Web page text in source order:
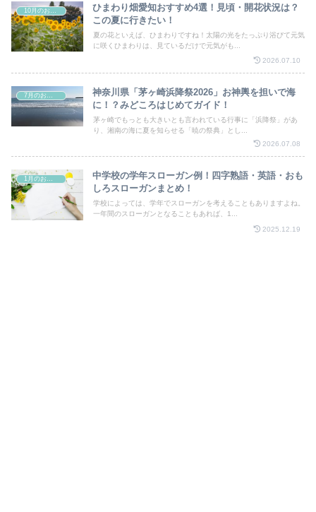
ひまわり畑愛知おすすめ4選！見頃・開花状況は？
この夏に行きたい！
夏の花といえば、ひまわりですね！太陽の光をたっぷり浴びて元気
に咲くひまわりは、見ているだけで元気がも...
2026.07.10
7月のお祭り
神奈川県「茅ヶ崎浜降祭2026」お神輿を担いで海
に！？みどころはじめてガイド！
茅ヶ崎でもっとも大きいとも言われている行事に「浜降祭」があ
り、湘南の海に夏を知らせる「暁の祭典」とし...
2026.07.08
1月のお祭り
中学校の学年スローガン例！四字熟語・英語・おも
しろスローガンまとめ！
学校によっては、学年でスローガンを考えることもありますよね。
一年間のスローガンとなることもあれば、1...
2025.12.19